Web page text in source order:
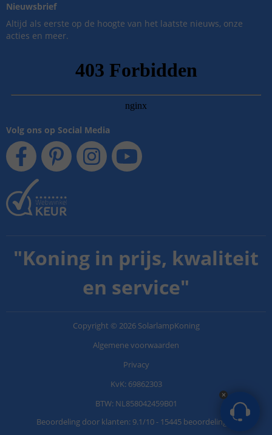
Nieuwsbrief
Altijd als eerste op de hoogte van het laatste nieuws, onze
acties en meer.
Volg ons op Social Media
"Koning in prijs, kwaliteit
en service"
Copyright © 2026 SolarlampKoning
Algemene voorwaarden
Privacy
KvK: 69862303
BTW: NL858042459B01
Beoordeling door klanten: 9.1/10- 15445 beoordelingen